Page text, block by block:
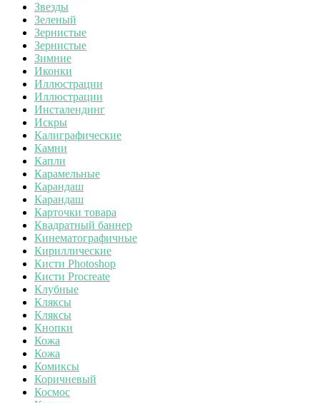
Звезды
Зеленый
Зернистые
Зернистые
Зимние
Иконки
Иллюстрации
Иллюстрации
Инсталендинг
Искры
Калиграфические
Камни
Капли
Карамельные
Карандаш
Карандаш
Карточки товара
Квадратный баннер
Кинематографичные
Кириллические
Кисти Photoshop
Кисти Procreate
Клубные
Кляксы
Кляксы
Кнопки
Кожа
Кожа
Комиксы
Коричневый
Космос